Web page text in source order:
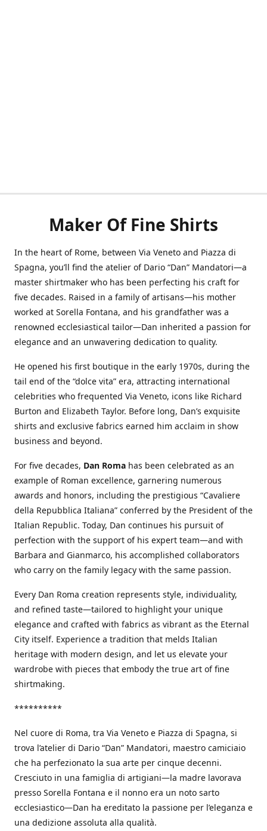
Maker Of Fine Shirts
In the heart of Rome, between Via Veneto and Piazza di
Spagna, you’ll find the atelier of Dario “Dan” Mandatori—a
master shirtmaker who has been perfecting his craft for
five decades. Raised in a family of artisans—his mother
worked at Sorella Fontana, and his grandfather was a
renowned ecclesiastical tailor—Dan inherited a passion for
elegance and an unwavering dedication to quality.
He opened his first boutique in the early 1970s, during the
tail end of the “dolce vita” era, attracting international
celebrities who frequented Via Veneto, icons like Richard
Burton and Elizabeth Taylor. Before long, Dan’s exquisite
shirts and exclusive fabrics earned him acclaim in show
business and beyond.
For five decades, Dan Roma has been celebrated as an
example of Roman excellence, garnering numerous
awards and honors, including the prestigious “Cavaliere
della Repubblica Italiana” conferred by the President of the
Italian Republic. Today, Dan continues his pursuit of
perfection with the support of his expert team—and with
Barbara and Gianmarco, his accomplished collaborators
who carry on the family legacy with the same passion.
Every Dan Roma creation represents style, individuality,
and refined taste—tailored to highlight your unique
elegance and crafted with fabrics as vibrant as the Eternal
City itself. Experience a tradition that melds Italian
heritage with modern design, and let us elevate your
wardrobe with pieces that embody the true art of fine
shirtmaking.
**********
Nel cuore di Roma, tra Via Veneto e Piazza di Spagna, si
trova l’atelier di Dario “Dan” Mandatori, maestro camiciaio
che ha perfezionato la sua arte per cinque decenni.
Cresciuto in una famiglia di artigiani—la madre lavorava
presso Sorella Fontana e il nonno era un noto sarto
ecclesiastico—Dan ha ereditato la passione per l’eleganza e
una dedizione assoluta alla qualità.